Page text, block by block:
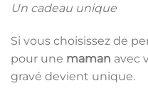
Un cadeau unique
Si vous choisissez de
pour une maman avec
gravé devient unique.